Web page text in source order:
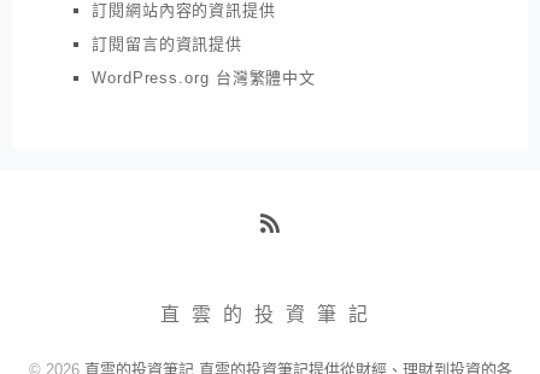
訂閱網站內容的資訊提供
訂閱留言的資訊提供
WordPress.org 台灣繁體中文
直雲的投資筆記
© 2026 直雲的投資筆記 直雲的投資筆記提供從財經、理財到投資的各